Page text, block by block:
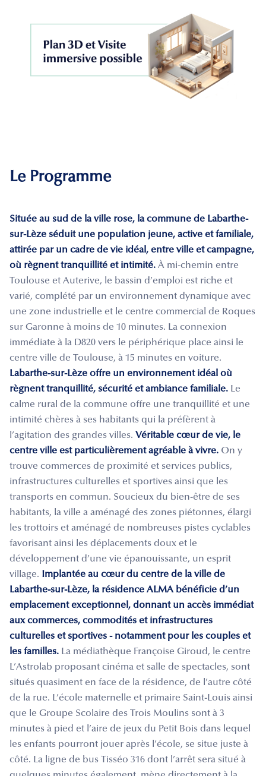
Le Programme
Située au sud de la ville rose, la commune de Labarthe-
sur-Lèze séduit une population jeune, active et familiale,
attirée par un cadre de vie idéal, entre ville et campagne,
où règnent tranquillité et intimité. À mi-chemin entre
Toulouse et Auterive, le bassin d’emploi est riche et
varié, complété par un environnement dynamique avec
une zone industrielle et le centre commercial de Roques
sur Garonne à moins de 10 minutes. La connexion
immédiate à la D820 vers le périphérique place ainsi le
centre ville de Toulouse, à 15 minutes en voiture.
Labarthe-sur-Lèze offre un environnement idéal où
règnent tranquillité, sécurité et ambiance familiale. Le
calme rural de la commune offre une tranquillité et une
intimité chères à ses habitants qui la préfèrent à
l’agitation des grandes villes. Véritable cœur de vie, le
centre ville est particulièrement agréable à vivre. On y
trouve commerces de proximité et services publics,
infrastructures culturelles et sportives ainsi que les
transports en commun. Soucieux du bien-être de ses
habitants, la ville a aménagé des zones piétonnes, élargi
les trottoirs et aménagé de nombreuses pistes cyclables
favorisant ainsi les déplacements doux et le
développement d’une vie épanouissante, un esprit
village. Implantée au cœur du centre de la ville de
Labarthe-sur-Lèze, la résidence ALMA bénéficie d’un
emplacement exceptionnel, donnant un accès immédiat
aux commerces, commodités et infrastructures
culturelles et sportives - notamment pour les couples et
les familles. La médiathèque Françoise Giroud, le centre
L’Astrolab proposant cinéma et salle de spectacles, sont
situés quasiment en face de la résidence, de l’autre côté
de la rue. L’école maternelle et primaire Saint-Louis ainsi
que le Groupe Scolaire des Trois Moulins sont à 3
minutes à pied et l’aire de jeux du Petit Bois dans lequel
les enfants pourront jouer après l’école, se situe juste à
côté. La ligne de bus Tisséo 316 dont l’arrêt sera situé à